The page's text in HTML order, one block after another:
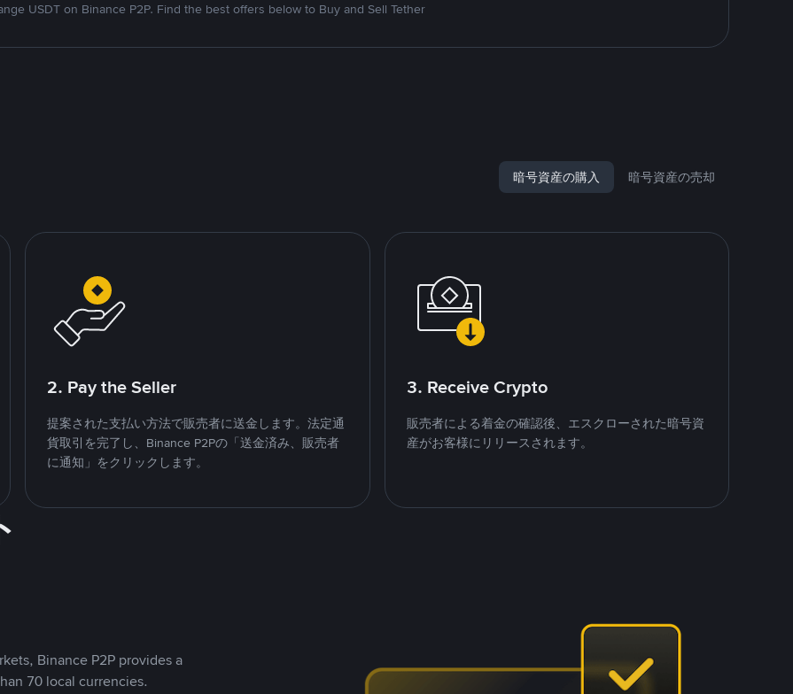
USDT on Binance P2P. Find the best offers below to Buy and Sell Tether
暗号資産の購入 暗号資産の売却
2. Pay the Seller
提案された支払い方法で販売者に送金します。法定通
貨取引を完了し、Binance P2Pの「送金済み、販売者
に通知」をクリックします。
3. Receive Crypto
販売者による着金の確認後、エスクローされた暗号資
産がお客様にリリースされます。
Binance P2P provides a
70 local currencies.